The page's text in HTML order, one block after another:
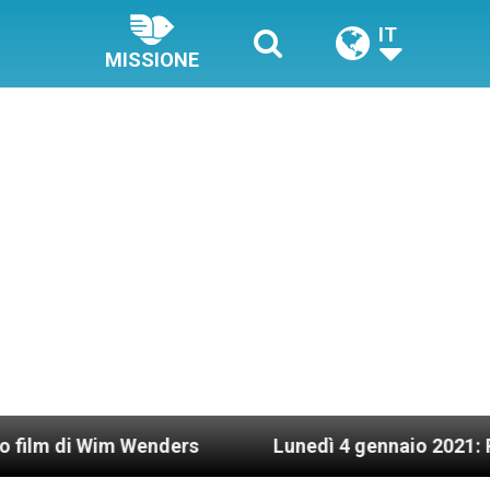
MISSIONE
IT
Wenders Lunedì 4 gennaio 2021: Possesso